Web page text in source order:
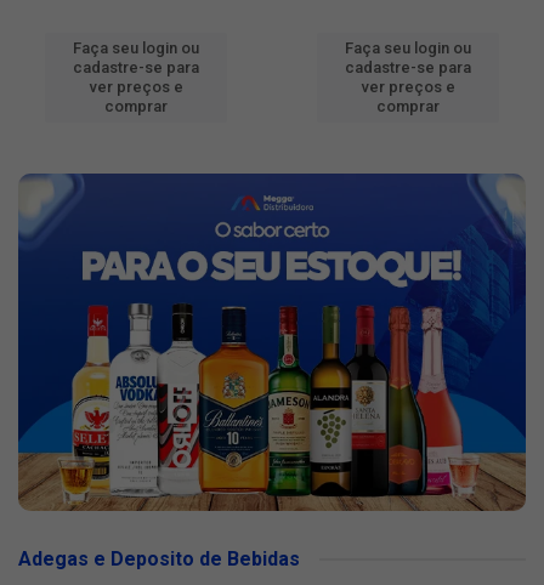
Faça seu login ou
cadastre-se para
ver preços e
comprar
Faça seu login ou
cadastre-se para
ver preços e
comprar
Adegas e Deposito de Bebidas